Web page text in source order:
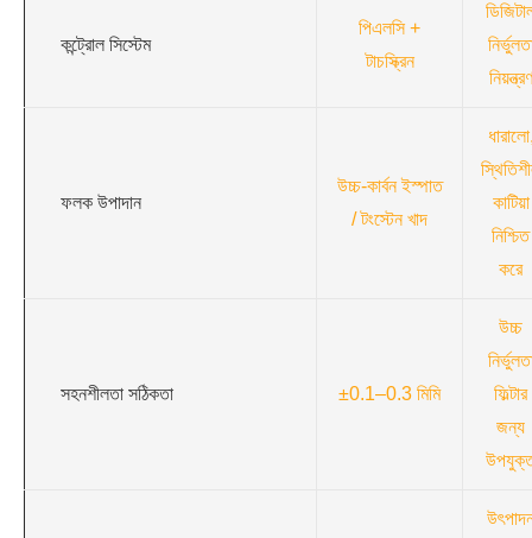
কন্ট্রোল সিস্টেম
পিএলসি +
টাচস্ক্রিন
নিয়ন্ত্রণ
ফলক উপাদান
উচ্চ-কার্বন ইস্পাত
/ টংস্টেন খাদ
কাটিয়া
নিশ্চিত
করে
সহনশীলতা সঠিকতা ±0.1–0.3 মিমি
উচ্চ
ফিল্টার
জন্য